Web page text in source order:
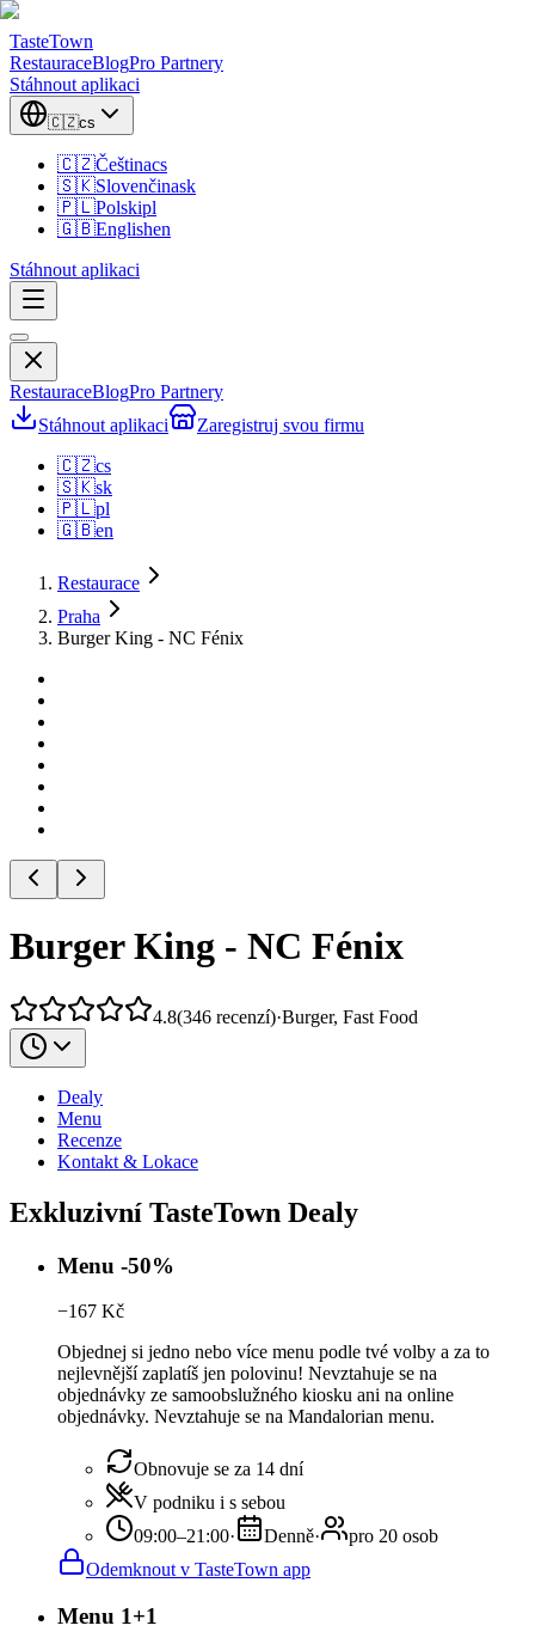
TasteTown
RestauraceBlogPro Partnery
Stáhnout aplikaci
🇨🇿cs
🇨🇿Češtinacs
🇸🇰Slovenčinask
🇵🇱Polskipl
🇬🇧Englishen
Stáhnout aplikaci
RestauraceBlogPro Partnery
Stáhnout aplikaci
Zaregistruj svou firmu
🇨🇿cs
🇸🇰sk
🇵🇱pl
🇬🇧en
Restaurace
Praha
Burger King - NC Fénix
Burger King - NC Fénix
4.8(346 recenzí)·Burger, Fast Food
Dealy
Menu
Recenze
Kontakt & Lokace
Exkluzivní TasteTown Dealy
Menu -50%
−167 Kč
Objednej si jedno nebo více menu podle tvé volby a za to
nejlevnější zaplatíš jen polovinu! Nevztahuje se na
objednávky ze samoobslužného kiosku ani na online
objednávky. Nevztahuje se na Mandalorian menu.
Obnovuje se za 14 dní
V podniku i s sebou
09:00–21:00· Denně·
pro 20 osob
Odemknout v TasteTown app
Menu 1+1